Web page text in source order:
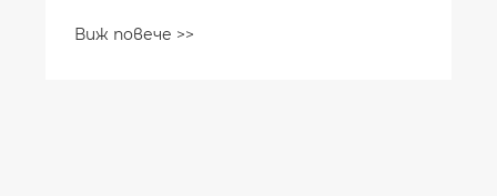
Виж повече >>